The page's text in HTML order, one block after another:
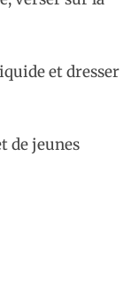
et dresser
de jeunes